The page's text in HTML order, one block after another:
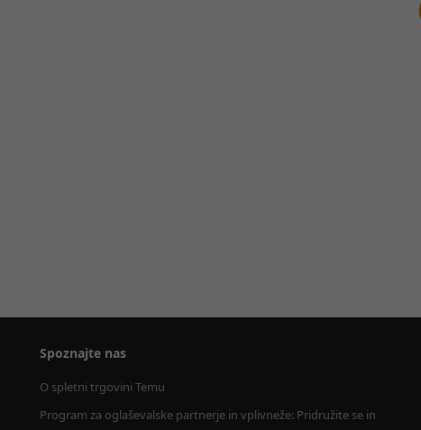
Spoznajte nas
O spletni trgovini Temu
Program za oglaševalske partnerje in vplivneže: Pridružite se in